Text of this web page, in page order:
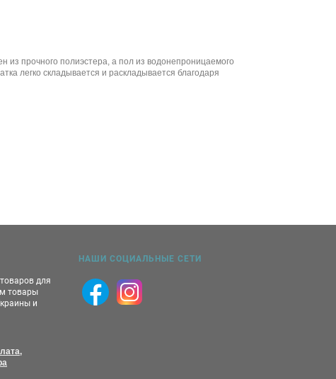
прочного полиэстера, а пол из водонепроницаемого
легко складывается и раскладывается благодаря
для
товары
и
НАШИ СОЦИАЛЬНЫЕ СЕТИ